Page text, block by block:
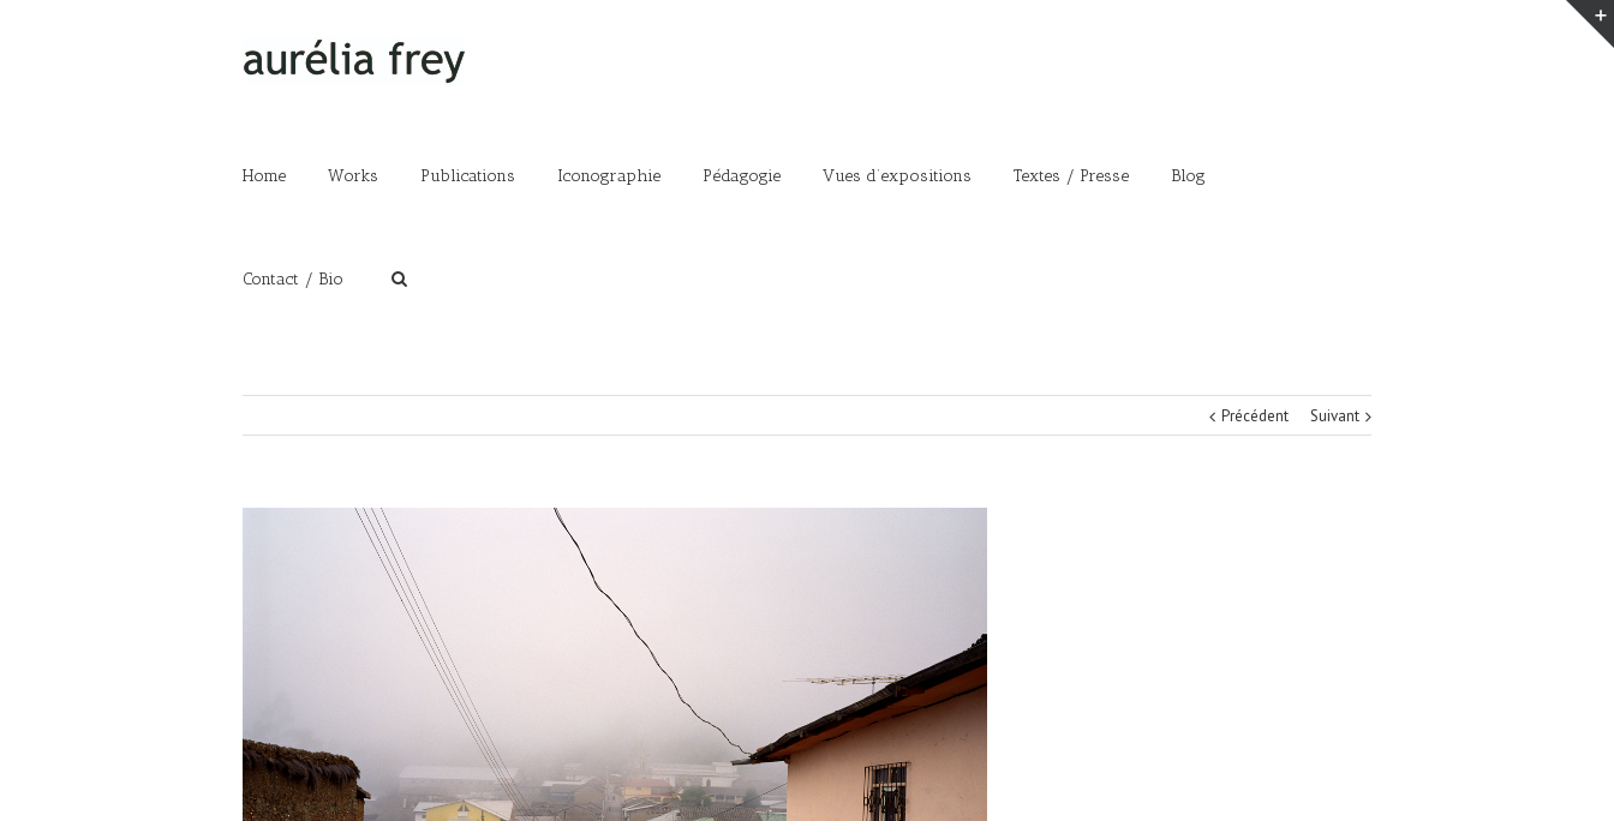
Home Works Publications Iconographie Pédagogie Vues d’expositions Textes / Presse Blog
Contact / Bio
Précédent Suivant